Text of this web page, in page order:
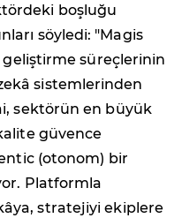
boşluğu
söyledi: "Magis
süreçlerinin
sistemlerinden
sektörün en büyük
güvence
(otonom) bir
Platformla
stratejiyi ekiplere